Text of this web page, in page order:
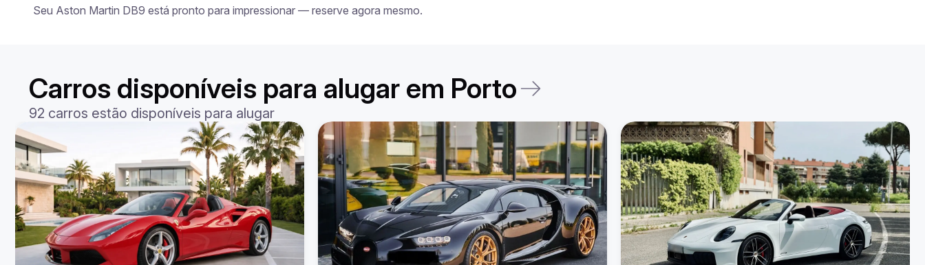
Seu Aston Martin DB9 está pronto para impressionar — reserve agora mesmo.
Carros disponíveis para alugar em Porto
92 carros estão disponíveis para alugar